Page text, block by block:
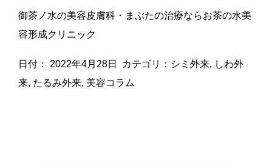
御茶ノ水の美容皮膚科・まぶたの治療ならお茶の水美
容形成クリニック
日付： 2022年4月28日 カテゴリ： シミ外来, しわ外
来, たるみ外来, 美容コラム